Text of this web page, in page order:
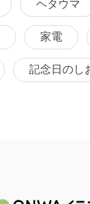
ヘタウマ
家電
記念日のし